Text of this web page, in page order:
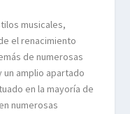
musicales,
el renacimiento
de numerosas
amplio apartado
en la mayoría de
numerosas